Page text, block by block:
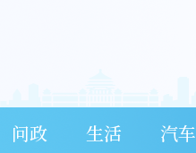
问政 生活 汽车